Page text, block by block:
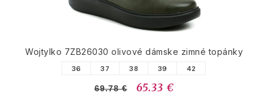
Wojtylko 7ZB26030 olivové dámske zimné topánky
36 37 38 39 42
69.78 € 65.33 €